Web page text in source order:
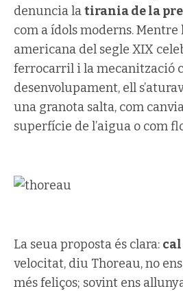
denuncia latirania de la
com a ídols moderns.
americana del segle XIX
ferrocarril i la mecanització
desenvolupament, ell
una granota salta, com
superfície de l’aigua o com
La seua proposta és clara:
velocitat, diu Thoreau, no
més feliços; sovint ens